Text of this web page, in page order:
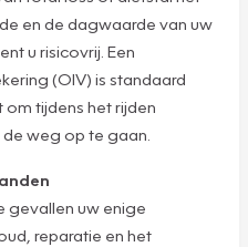
en de dagwaarde van uw
u risicovrij. Een
(OIV) is standaard
tijdens het rijden
weg op te gaan.
gevallen uw enige
reparatie en het